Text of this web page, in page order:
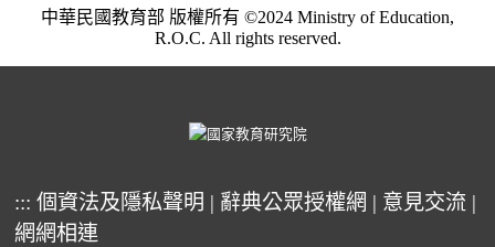
中華民國教育部 版權所有 ©2024 Ministry of Education,
R.O.C. All rights reserved.
::: 個資法及隱私聲明 | 辭典公眾授權網 | 意見交流 |
網網相連